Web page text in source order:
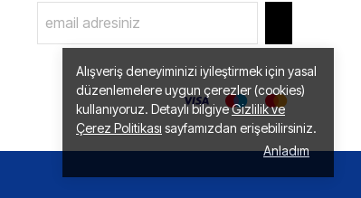
Alışveriş deneyiminizi iyileştirmek için yasal
düzenlemelere uygun çerezler (cookies)
kullanıyoruz. Detaylı bilgiyeGizlilik ve
Çerez Politikası sayfamızdan erişebilirsiniz.
Anladım